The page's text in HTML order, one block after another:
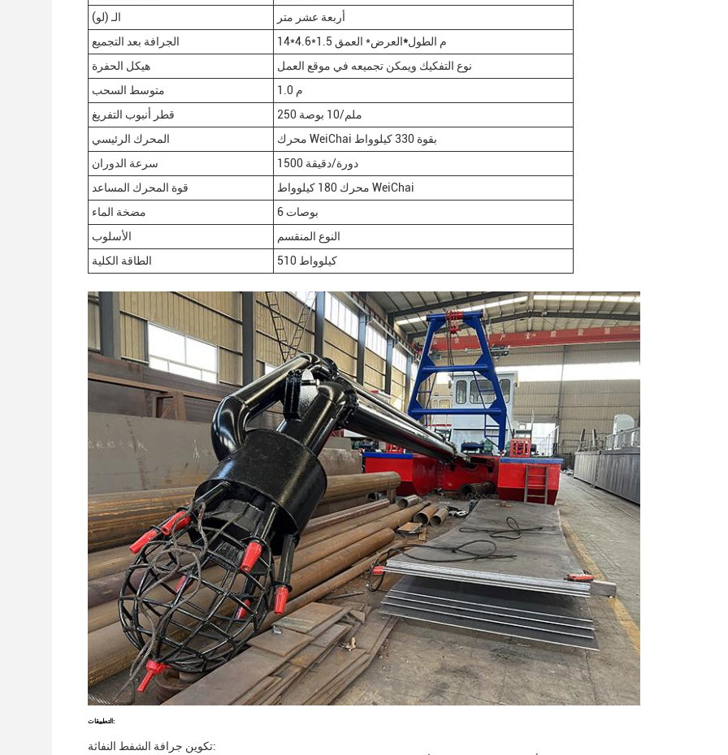
الـ (لو)
أربعة عشر متر
الجرافة بعد التجميع
14*4.6*1.5 م الطول*العرض* العمق
هيكل الحفرة
نوع التفكيك ويمكن تجميعه في موقع العمل
متوسط السحب
1.0 م
قطر أنبوب التفريغ
250 ملم/10 بوصة
المحرك الرئيسي
محرك WeiChai بقوة 330 كيلوواط
سرعة الدوران
1500 دورة/دقيقة
قوة المحرك المساعد
محرك 180 كيلوواط WeiChai
مضخة الماء
6 بوصات
الأسلوب
النوع المنقسم
الطاقة الكلية
510 كيلوواط
التطبيقات:
تكوين جرافة الشفط النفاثة: